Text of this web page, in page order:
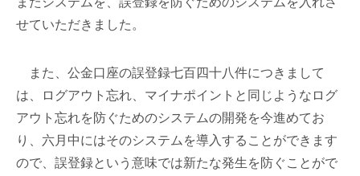
せていただきました。
また、公金口座の誤登録七百四十八件につきまして
は、ログアウト忘れ、マイナポイントと同じようなログ
アウト忘れを防ぐためのシステムの開発を今進めてお
り、六月中にはそのシステムを導入することができます
ので、誤登録という意味では新たな発生を防ぐことがで